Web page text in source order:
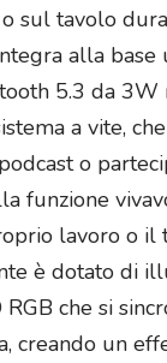
sul tavolo
alla base
5.3 da 3W
a vite,
o
funzione
lavoro o il
è dotato di
che si
creando un